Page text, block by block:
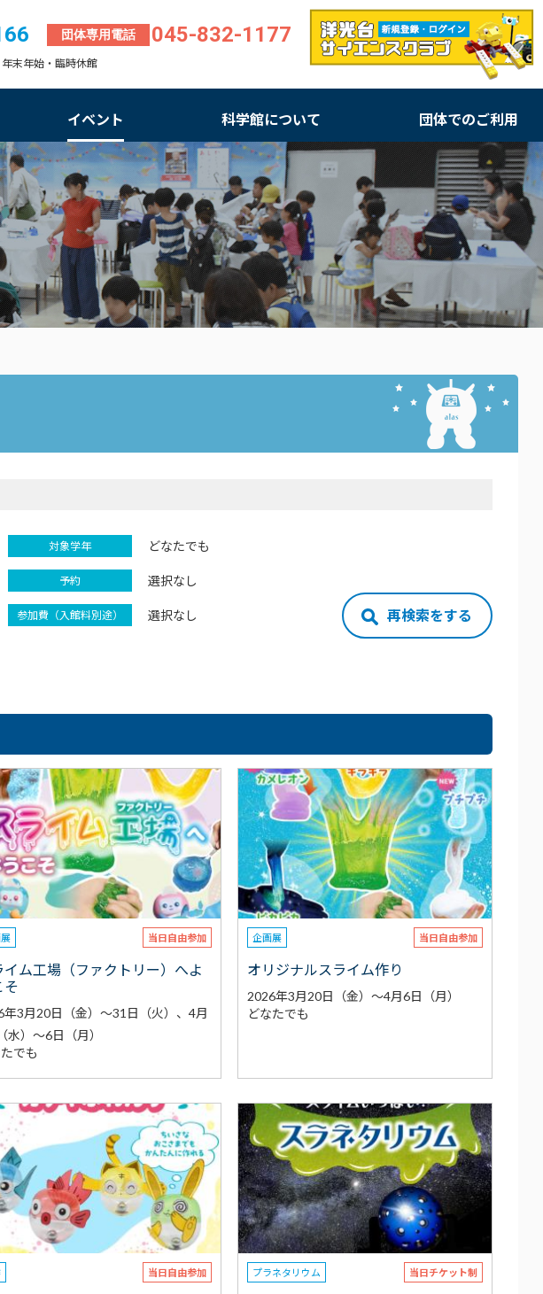
団体専用電話 045-832-1177
末年始・臨時休館
イベント 科学館について 団体でのご利用
対象学年 どなたでも
予約 選択なし
参加費（入館料別途） 選択なし 再検索をする
当日自由参加
イム工場（ファクトリー）へよ
そ
年3月20日（金）～31日（火）、4月
水）～6日（月）
でも
企画展 当日自由参加
オリジナルスライム作り
2026年3月20日（金）～4月6日（月）
どなたでも
当日自由参加 プラネタリウム 当日チケット制